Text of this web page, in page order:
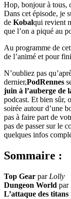
Hop, bonjour à tous,
Dans cet épisode, je
de Kobalqui revient
que l’on a piqué au
Au programme de
de l’animé et pour
N’oubliez pas
dernier,PodRennes
juin à l’auberge de
podcast. Et bien sûr,
soirée autour d’une
pas à faire part de
pas de passer sur le
quelques infos
Sommaire :
Top Gear parLolly
Dungeon World par
L’attaque des titans